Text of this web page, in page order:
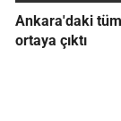
Ankara'daki
ortaya çıktı